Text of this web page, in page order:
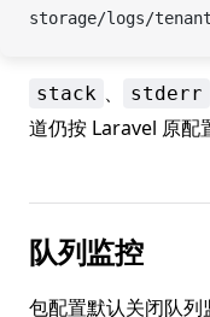
storage/logs/
stack 、 stderr
道仍按 Laravel 原配
队列监控
包配置默认关闭队列